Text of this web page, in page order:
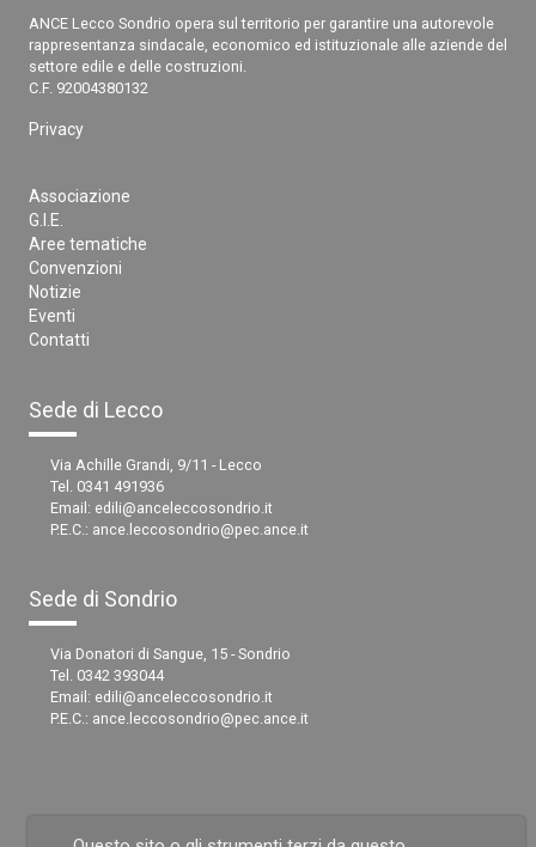
ANCE Lecco Sondrio opera sul territorio per garantire una autorevole
rappresentanza sindacale, economico ed istituzionale alle aziende del
settore edile e delle costruzioni.
C.F. 92004380132
Privacy
Associazione
G.I.E.
Aree tematiche
Convenzioni
Notizie
Eventi
Contatti
Sede di Lecco
Via Achille Grandi, 9/11 - Lecco
Tel. 0341 491936
Email: edili@anceleccosondrio.it
P.E.C.: ance.leccosondrio@pec.ance.it
Sede di Sondrio
Via Donatori di Sangue, 15 - Sondrio
Tel. 0342 393044
Email: edili@anceleccosondrio.it
P.E.C.: ance.leccosondrio@pec.ance.it